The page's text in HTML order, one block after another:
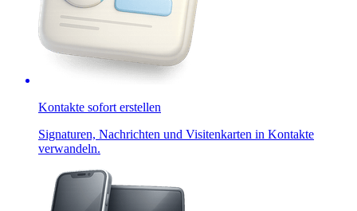
Kontakte sofort erstellen
Signaturen, Nachrichten und Visitenkarten in Kontakte
verwandeln.